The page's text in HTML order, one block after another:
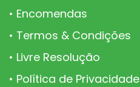
Encomendas
Termos & Condições
Livre Resolução
Política de Privacidade